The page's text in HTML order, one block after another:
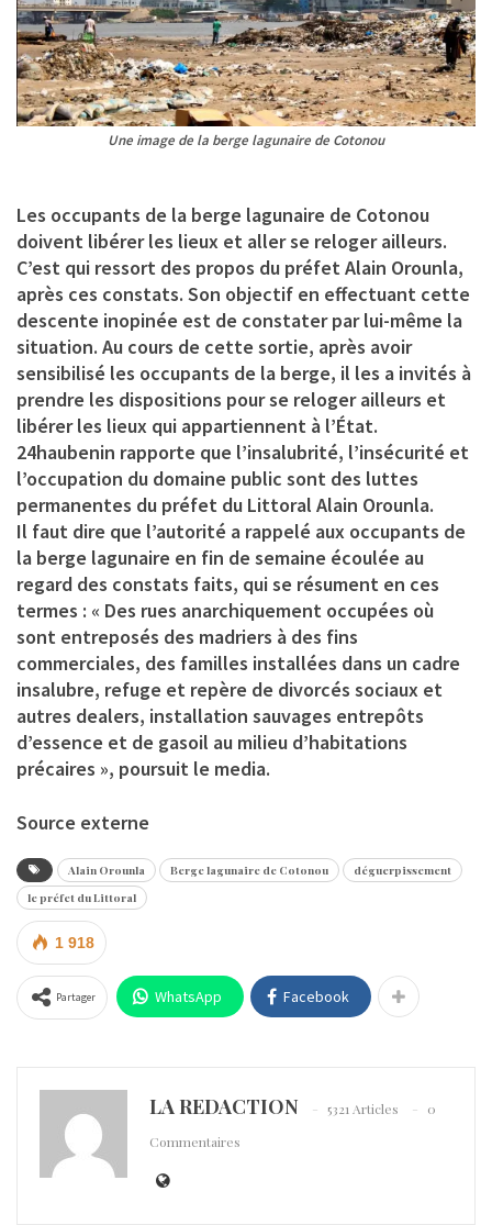
Une image de la berge lagunaire de Cotonou
Les occupants de la berge lagunaire de Cotonou
doivent libérer les lieux et aller se reloger ailleurs.
C’est qui ressort des propos du préfet Alain Orounla,
après ces constats. Son objectif en effectuant cette
descente inopinée est de constater par lui-même la
situation. Au cours de cette sortie, après avoir
sensibilisé les occupants de la berge, il les a invités à
prendre les dispositions pour se reloger ailleurs et
libérer les lieux qui appartiennent à l’État.
24haubenin rapporte que l’insalubrité, l’insécurité et
l’occupation du domaine public sont des luttes
permanentes du préfet du Littoral Alain Orounla.
Il faut dire que l’autorité a rappelé aux occupants de
la berge lagunaire en fin de semaine écoulée au
regard des constats faits, qui se résument en ces
termes : « Des rues anarchiquement occupées où
sont entreposés des madriers à des fins
commerciales, des familles installées dans un cadre
insalubre, refuge et repère de divorcés sociaux et
autres dealers, installation sauvages entrepôts
d’essence et de gasoil au milieu d’habitations
précaires », poursuit le media.
Source externe
Alain Orounla Berge lagunaire de Cotonou
déguerpissement
le préfet du Littoral
1 918
Partager WhatsApp Facebook
LA REDACTION 5321 Articles
0
Commentaires